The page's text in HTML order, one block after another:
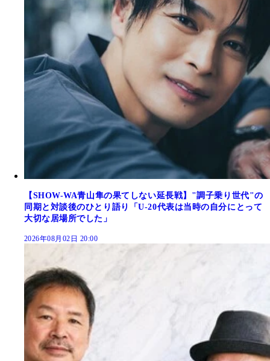
【SHOW-WA青山隼の果てしない延長戦】"調子乗り世代"の
同期と対談後のひとり語り「U-20代表は当時の自分にとって
大切な居場所でした」
2026年08月02日 20:00